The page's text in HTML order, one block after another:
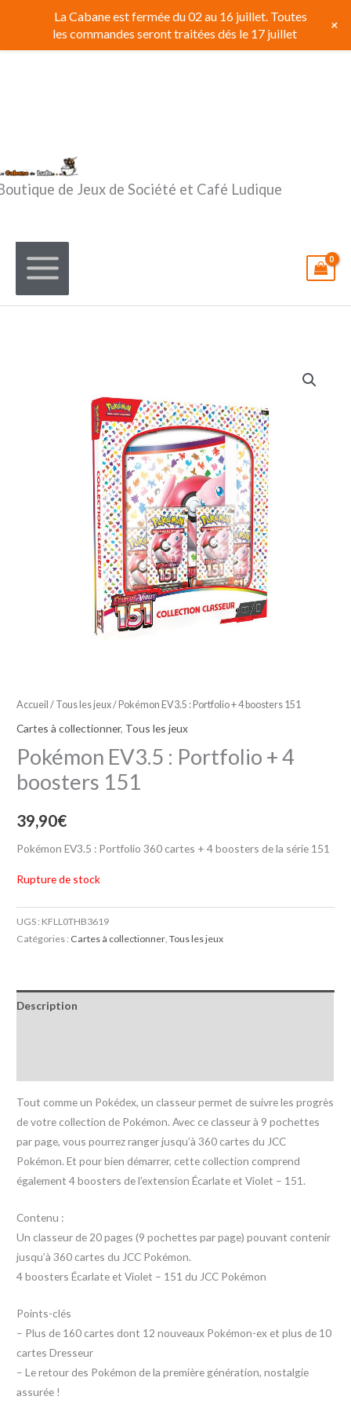
contenu
de Jeux de Société et Café Ludique
Accueil / Tous les jeux/ Pokémon EV3.5 : Portfolio + 4 boosters 151
Cartes à collectionner, Tous les jeux
Pokémon EV3.5 : Portfolio + 4
boosters 151
39,90€
Pokémon EV3.5 : Portfolio 360 cartes + 4 boosters de la série 151
Rupture de stock
UGS : KFLL0THB3619
Catégories : Cartes à collectionner ,Tous les jeux
Description
Tout comme un Pokédex, un classeur permet de suivre les progrès
de votre collection de Pokémon. Avec ce classeur à 9 pochettes
par page, vous pourrez ranger jusqu’à 360 cartes du JCC
Pokémon. Et pour bien démarrer, cette collection comprend
également 4 boosters de l’extension Écarlate et Violet – 151.
Contenu :
Un classeur de 20 pages (9 pochettes par page) pouvant contenir
jusqu’à 360 cartes du JCC Pokémon.
4 boosters Écarlate et Violet – 151 du JCC Pokémon
Points-clés
– Plus de 160 cartes dont 12 nouveaux Pokémon-ex et plus de 10
cartes Dresseur
– Le retour des Pokémon de la première génération, nostalgie
assurée !
La Cabane est fermée du 02 au 16 juillet. Toutes
les commandes seront traitées dés le 17 juillet
+